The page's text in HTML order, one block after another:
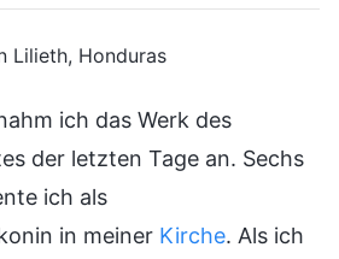
Lilieth, Honduras
ich das Werk des
der letzten Tage an. Sechs
ich als
in meiner Kirche. Als ich